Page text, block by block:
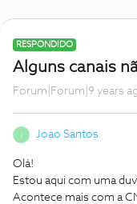
RESPONDIDO
Alguns canais
Forum|Forum|9 years
Joao Santos
Olá!
Estou aqui com uma
Acontece mais com a